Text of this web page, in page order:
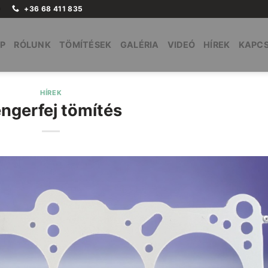
+36 68 411 835
RÓLUNK TÖMÍTÉSEK GALÉRIA VIDEÓ HÍREK
HÍREK
tömítés